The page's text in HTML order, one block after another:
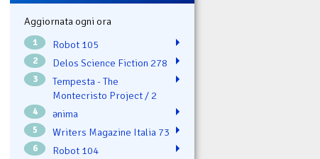
Aggiornata ogni ora
1 Robot 105
2 Delos Science Fiction 278
3
Tempesta - The
Montecristo Project / 2
4 ənima
5 Writers Magazine Italia 73
6 Robot 104